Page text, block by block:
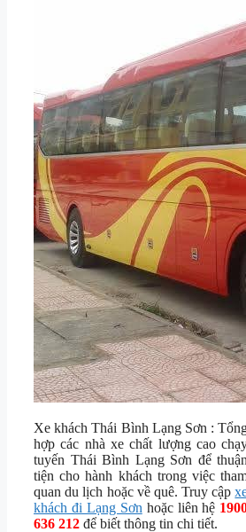
Xe khách Thái Bình Lạng Sơn :
hợp các nhà xe chất lượng cao
tuyến Thái Bình Lạng Sơn để thuận
tiện cho hành khách trong việc
quan du lịch hoặc về quê. Truy cập
khách đi Lạng Sơn hoặc liên hệ
636 212 để biết thông tin chi tiết.